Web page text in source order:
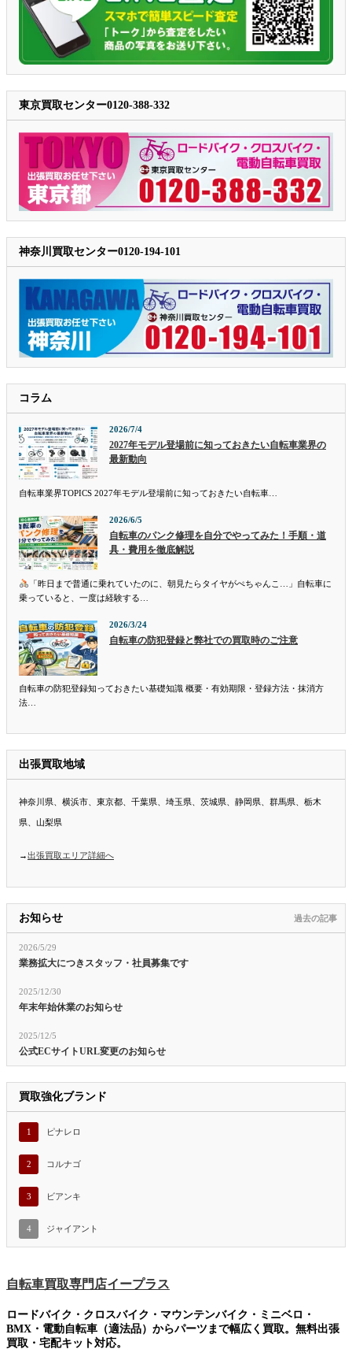
東京買取センター0120-388-332
神奈川買取センター0120-194-101
コラム
2026/7/4
2027年モデル登場前に知っておきたい自転車業界の
最新動向
自転車業界TOPICS 2027年モデル登場前に知っておきたい自転車…
2026/6/5
自転車のパンク修理を自分でやってみた！手順・道
具・費用を徹底解説
「昨日まで普通に乗れていたのに、朝見たらタイヤがぺちゃんこ…」自転車に
乗っていると、一度は経験する…
2026/3/24
自転車の防犯登録と弊社での買取時のご注意
自転車の防犯登録知っておきたい基礎知識 概要・有効期限・登録方法・抹消方
法…
出張買取地域
神奈川県、横浜市、東京都、千葉県、埼玉県、茨城県、静岡県、群馬県、栃木
県、山梨県
→出張買取エリア詳細へ
お知らせ
2026/5/29
業務拡大につきスタッフ・社員募集です
2025/12/30
年末年始休業のお知らせ
2025/12/5
公式ECサイトURL変更のお知らせ
過去の記事
買取強化ブランド
1 ピナレロ
2 コルナゴ
3 ビアンキ
4 ジャイアント
自転車買取専門店イープラス
ロードバイク・クロスバイク・マウンテンバイク・ミニベロ・
BMX・電動自転車（適法品）からパーツまで幅広く買取。無料出張
買取・宅配キット対応。